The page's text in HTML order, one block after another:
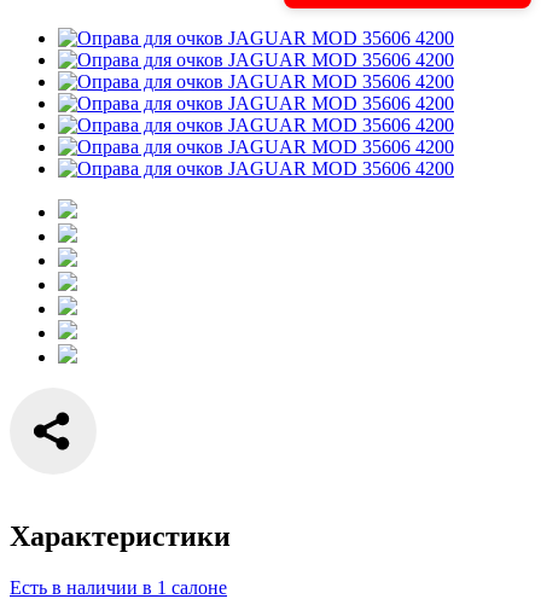
Характеристики
Есть в наличии в 1 салоне